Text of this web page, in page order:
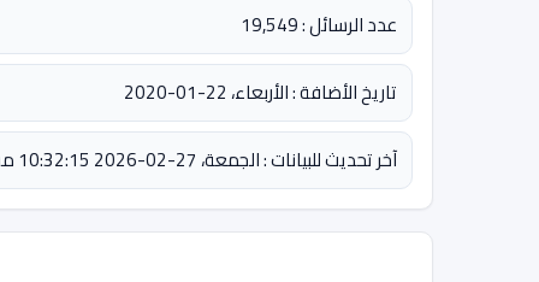
عدد الرسائل : 19,549
تاريخ الأضافة : الأربعاء، 22-01-2020
آخر تحديث للبيانات : الجمعة، 27-02-2026 10:32:15 مساءً